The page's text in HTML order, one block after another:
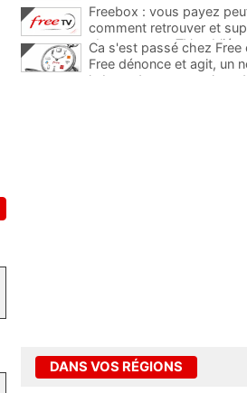
Freebox : vous payez
comment retrouver et
abonnements TV oubliés
Ca s'est passé chez
Free dénonce et agit, un
le bout de son nez chez
DANS VOS RÉGIONS